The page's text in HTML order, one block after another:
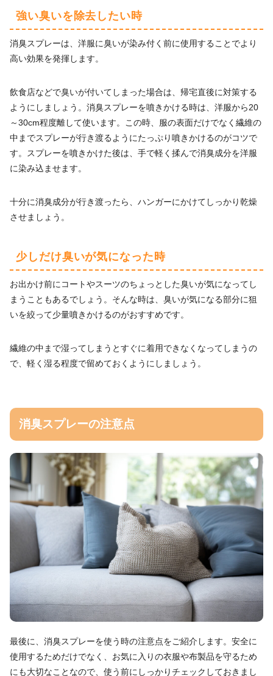
強い臭いを除去したい時
消臭スプレーは、洋服に臭いが染み付く前に使用することでより
高い効果を発揮します。
飲食店などで臭いが付いてしまった場合は、帰宅直後に対策する
ようにしましょう。消臭スプレーを噴きかける時は、洋服から20
～30cm程度離して使います。この時、服の表面だけでなく繊維の
中までスプレーが行き渡るようにたっぷり噴きかけるのがコツで
す。スプレーを噴きかけた後は、手で軽く揉んで消臭成分を洋服
に染み込ませます。
十分に消臭成分が行き渡ったら、ハンガーにかけてしっかり乾燥
させましょう。
少しだけ臭いが気になった時
お出かけ前にコートやスーツのちょっとした臭いが気になってし
まうこともあるでしょう。そんな時は、臭いが気になる部分に狙
いを絞って少量噴きかけるのがおすすめです。
繊維の中まで湿ってしまうとすぐに着用できなくなってしまうの
で、軽く湿る程度で留めておくようにしましょう。
消臭スプレーの注意点
最後に、消臭スプレーを使う時の注意点をご紹介します。安全に
使用するためだけでなく、お気に入りの衣服や布製品を守るため
にも大切なことなので、使う前にしっかりチェックしておきまし